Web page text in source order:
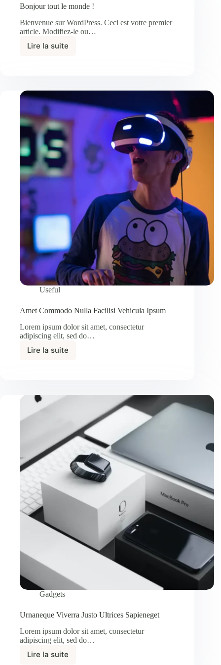
Bonjour tout le monde !
Bienvenue sur WordPress. Ceci est votre premier
article. Modifiez-le ou…
Lire la suite
Bonjour
Useful
Amet Commodo Nulla Facilisi Vehicula Ipsum
Lorem ipsum dolor sit amet, consectetur
adipiscing elit, sed do…
Lire la suite
Amet
Ipsum
Gadgets
Urnaneque Viverra Justo Ultrices Sapieneget
Lorem ipsum dolor sit amet, consectetur
adipiscing elit, sed do…
Lire la suite
Urnaneque